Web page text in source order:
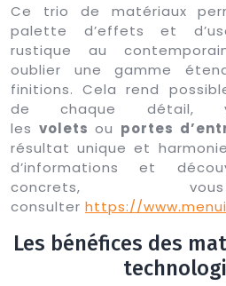
Ce trio de matériaux
palette d’effets et
rustique au
oublier une gamme
finitions. Cela rend
de chaque détail,
les volets ou portes
résultat unique et
d’informations et
concrets,
consulter https://
Les bénéfices des